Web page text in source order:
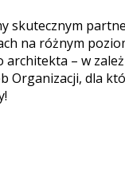
skutecznym
na różnym
architekta – w
Organizacji, dla